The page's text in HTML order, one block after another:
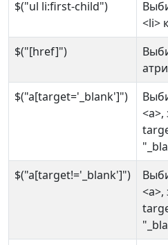
$("ul li:first-child")
<li>
$("[href]")
$("a[target='_blank']")
<a>,
$("a[target!='_blank']")
<a>,